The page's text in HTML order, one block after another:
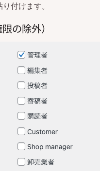
付けます。
の除外）